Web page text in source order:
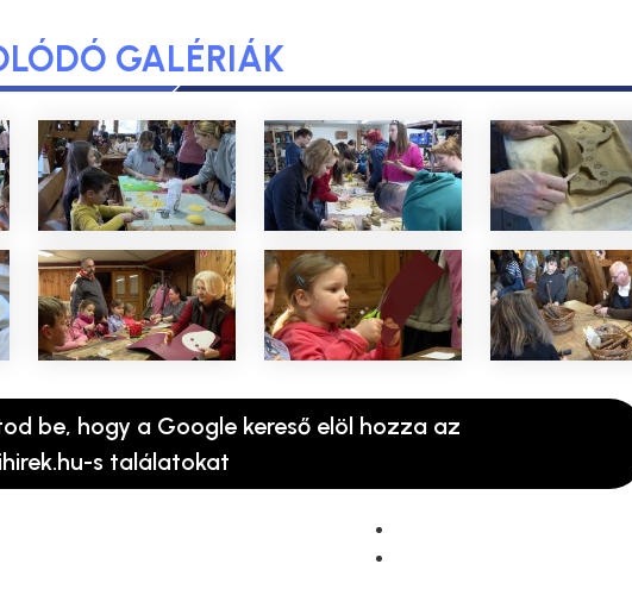
GALÉRIÁK
be, hogy a Google kereső elöl hozza az
s találatokat